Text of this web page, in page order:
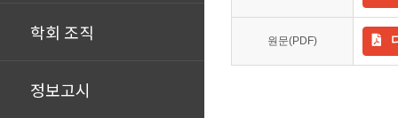
학회 조직
정보고시
원문(PDF)